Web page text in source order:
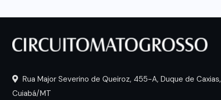
Rua Major Severino de Queiroz, 455-A, Duque de Caxias,
Cuiabá/MT